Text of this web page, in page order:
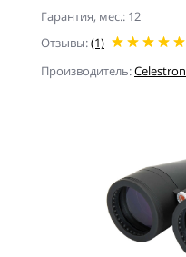
Гарантия, мес.: 12
Отзывы:(1)
Производитель:Celestron